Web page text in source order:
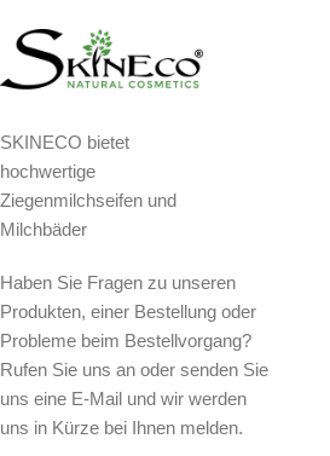
SKINECO bietet
hochwertige
Ziegenmilchseifen und
Milchbäder
Haben Sie Fragen zu unseren
Produkten, einer Bestellung oder
Probleme beim Bestellvorgang?
Rufen Sie uns an oder senden Sie
uns eine E-Mail und wir werden
uns in Kürze bei Ihnen melden.